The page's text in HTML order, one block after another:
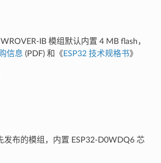
IB 模组默认内置 4 MB flash，
信息 (PDF) 和《 ESP32 技术规格书》
布的模组，内置 ESP32-D0WDQ6 芯